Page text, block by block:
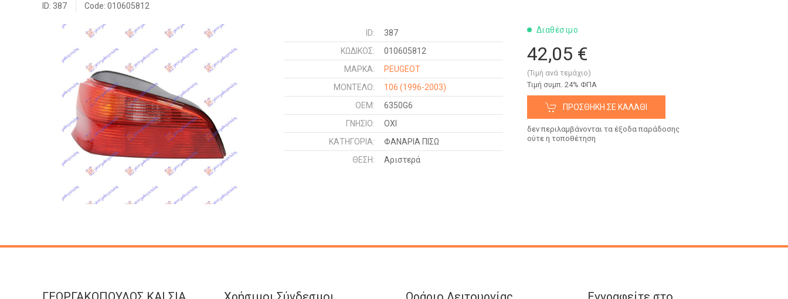
ID: 387 Code: 010605812
ID:
387
ΚΩΔΙΚΌΣ:
010605812
ΜΑΡΚΑ:
PEUGEOT
ΜΟΝΤΕΛΟ:
106 (1996-2003)
OEM:
6350G6
ΓΝΉΣΙΟ:
ΟΧΙ
ΚΑΤΗΓΟΡΊΑ:
ΦΑΝΑΡΙΑ ΠΙΣΩ
ΘΈΣΗ:
Αριστερά
Διαθέσιμο
42,05 €
(Τιμή ανά τεμάχιο)
Tιμή συμπ. 24% ΦΠΑ
ΠΡΟΣΘΉΚΗ ΣΕ ΚΑΛΆΘΙ
δεν περιλαμβάνονται τα έξοδα παράδοσης
ούτε η τοποθέτηση